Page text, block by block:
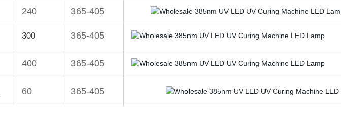
240 365-405
300 365-405
400 365-405
60 365-405